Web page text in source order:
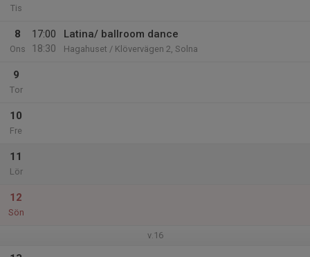
Tis
8
Ons
17:00
18:30
Latina/ ballroom dance
Hagahuset / Klövervägen 2, Solna
9
Tor
10
Fre
11
Lör
12
Sön
v.16